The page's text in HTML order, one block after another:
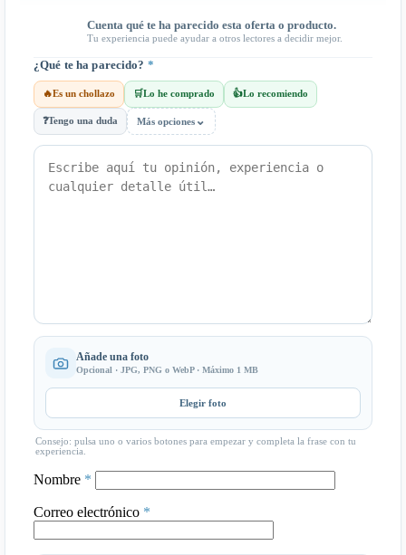
Cuenta qué te ha parecido esta oferta o producto.
Tu experiencia puede ayudar a otros lectores a decidir mejor.
¿Qué te ha parecido? *
🔥Es un chollazo 🛒Lo he comprado 👍Lo recomiendo
❓Tengo una duda Más opciones ⌄
Añade una foto
Opcional · JPG, PNG o WebP · Máximo 1 MB
Elegir foto
Consejo: pulsa uno o varios botones para empezar y completa la frase con tu
experiencia.
Nombre *
Correo electrónico *